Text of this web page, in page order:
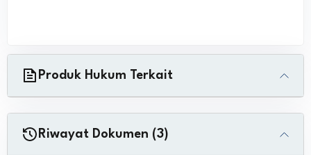
Produk Hukum Terkait
Riwayat Dokumen (3)